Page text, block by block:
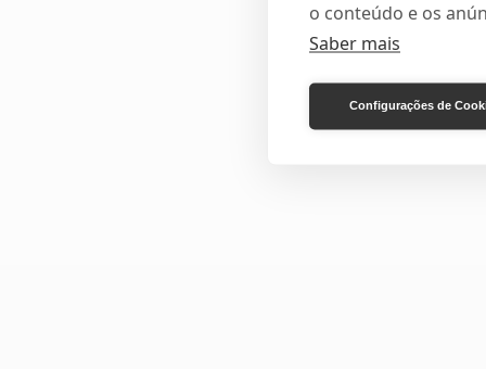
o conteúdo e os
Saber mais
Configurações de